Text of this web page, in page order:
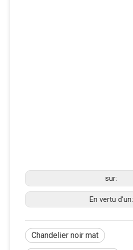
sur:
En vertu d'un:
Chandelier noir mat